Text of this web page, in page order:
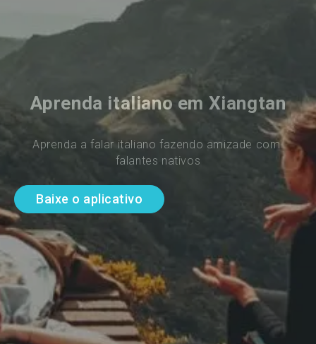
Aprenda italiano em Xiangtan
Aprenda a falar italiano fazendo amizade com
falantes nativos
Baixe o aplicativo